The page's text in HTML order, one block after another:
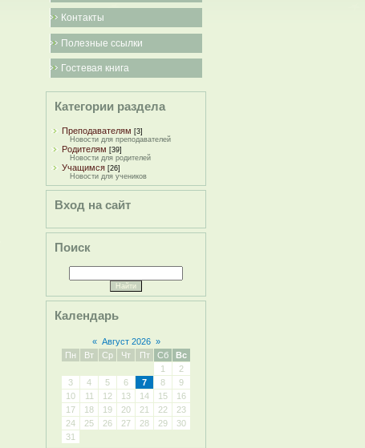
Контакты
Полезные ссылки
Гостевая книга
Категории раздела
Преподавателям [3]
Новости для преподавателей
Родителям [39]
Новости для родителей
Учащимся [26]
Новости для учеников
Вход на сайт
Поиск
Календарь
« Август 2026 »
Пн
Вт Ср Чт Пт Сб
Вс
1
2
3
4 5 6 7 8
9
10
11 12 13 14 15
16
17
18 19 20 21 22
23
24
25 26 27 28 29
30
31